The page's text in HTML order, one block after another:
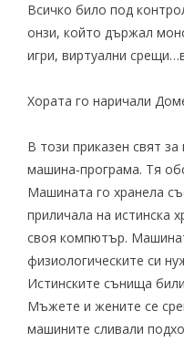
Всичко било под
онзи, който държал
игри, виртуални
Хората го наричали
В този приказен свят
машина-програма. Тя
Машината го хранела
приличала на истинска
своя компютър.
физиологическите си
Истинските сънища
Mъжете и жените се
машините сливали